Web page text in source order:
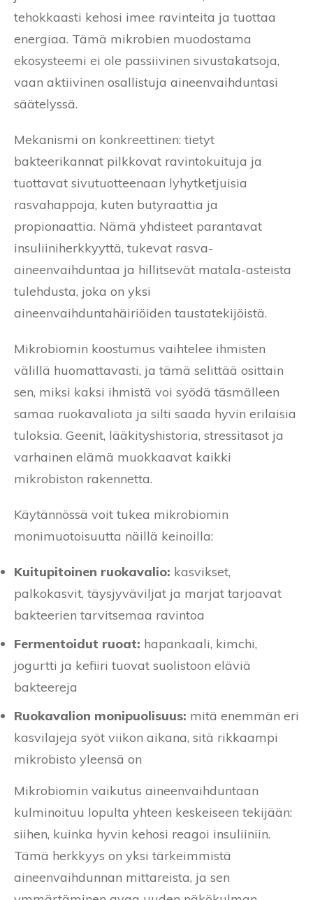
tehokkaasti kehosi imee ravinteita ja tuottaa
energiaa. Tämä mikrobien muodostama
ekosysteemi ei ole passiivinen sivustakatsoja,
vaan aktiivinen osallistuja aineenvaihduntasi
säätelyssä.
Mekanismi on konkreettinen: tietyt
bakteerikannat pilkkovat ravintokuituja ja
tuottavat sivutuotteenaan lyhytketjuisia
rasvahappoja, kuten butyraattia ja
propionaattia. Nämä yhdisteet parantavat
insuliiniherkkyyttä, tukevat rasva-
aineenvaihduntaa ja hillitsevät matala-asteista
tulehdusta, joka on yksi
aineenvaihduntahäiriöiden taustatekijöistä.
Mikrobiomin koostumus vaihtelee ihmisten
välillä huomattavasti, ja tämä selittää osittain
sen, miksi kaksi ihmistä voi syödä täsmälleen
samaa ruokavaliota ja silti saada hyvin erilaisia
tuloksia. Geenit, lääkityshistoria, stressitasot ja
varhainen elämä muokkaavat kaikki
mikrobiston rakennetta.
Käytännössä voit tukea mikrobiomin
monimuotoisuutta näillä keinoilla:
Kuitupitoinen ruokavalio: kasvikset,
palkokasvit, täysjyväviljat ja marjat tarjoavat
bakteerien tarvitsemaa ravintoa
Fermentoidut ruoat: hapankaali, kimchi,
jogurtti ja kefiiri tuovat suolistoon eläviä
bakteereja
Ruokavalion monipuolisuus: mitä enemmän eri
kasvilajeja syöt viikon aikana, sitä rikkaampi
mikrobisto yleensä on
Mikrobiomin vaikutus aineenvaihduntaan
kulminoituu lopulta yhteen keskeiseen tekijään:
siihen, kuinka hyvin kehosi reagoi insuliiniin.
Tämä herkkyys on yksi tärkeimmistä
aineenvaihdunnan mittareista, ja sen